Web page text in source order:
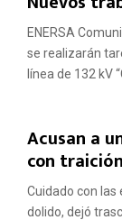
ENERSA
se realizarán
línea de 132 kV
Acusan a
con
Cuidado con las
dolido, dejó